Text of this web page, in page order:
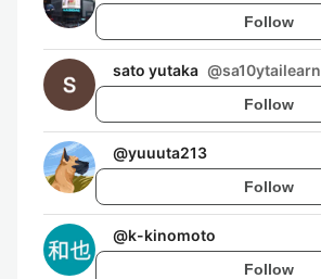
Follow
sato yutaka @sa10ytailearn
Follow
@yuuuta213
Follow
@k-kinomoto
Follow